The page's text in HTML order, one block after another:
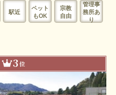
駅近
ペット
もOK
宗教
自由
管理事
務所あ
り
3位